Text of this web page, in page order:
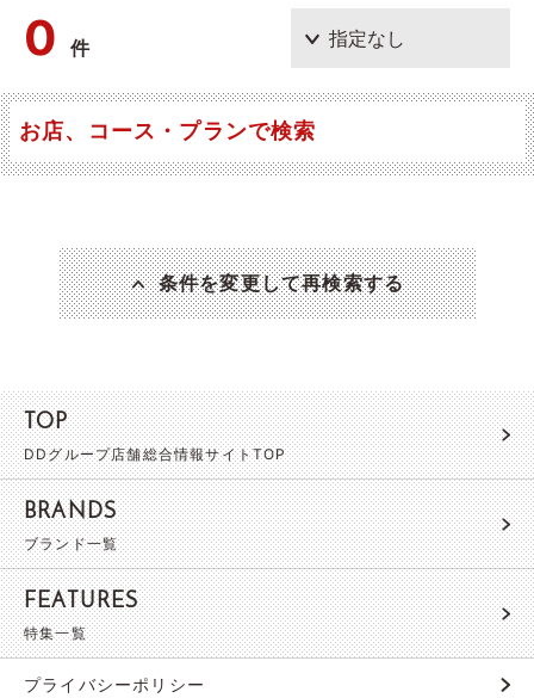
0件
お店、コース・プランで検索
条件を変更して再検索する
TOP
DDグループ店舗総合情報サイトTOP
BRANDS
ブランド一覧
FEATURES
特集一覧
プライバシーポリシー